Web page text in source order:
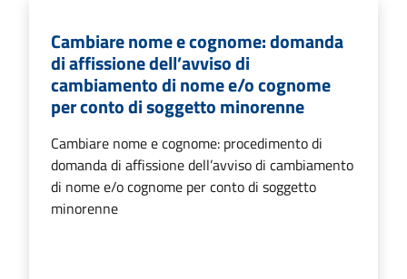
Cambiare nome e cognome: domanda
di affissione dell’avviso di
cambiamento di nome e/o cognome
per conto di soggetto minorenne
Cambiare nome e cognome: procedimento di
domanda di affissione dell’avviso di cambiamento
di nome e/o cognome per conto di soggetto
minorenne